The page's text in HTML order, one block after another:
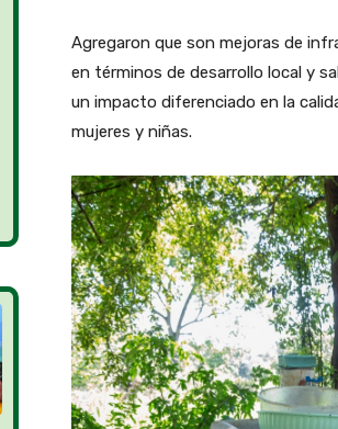
Agregaron que son mejoras de
en términos de desarrollo local y
un impacto diferenciado en la
mujeres y niñas.